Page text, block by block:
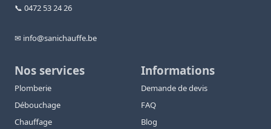
📞 0472 53 24 26
✉ info@sanichauffe.be
Nos services
Plomberie
Débouchage
Chauffage
Informations
Demande de devis
FAQ
Blog